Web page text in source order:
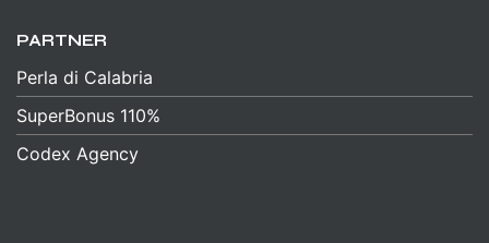
PARTNER
Perla di Calabria
SuperBonus 110%
Codex Agency